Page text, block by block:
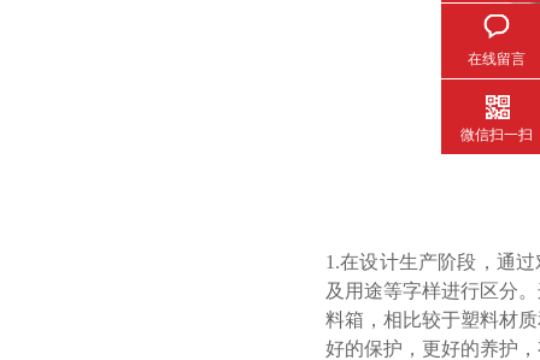
1.在设计生产阶段，
及用途等字样进行区分
料箱，相比较于塑料材质
好的保护，更好的养护
在线留言
微信扫一扫